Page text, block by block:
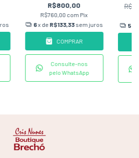
R$800,00
R$760,00 com Pix
6x de R$133,33sem juros
COMPRAR
Consulte-nos
pelo WhatsApp
5